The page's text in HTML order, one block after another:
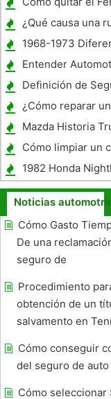
1995
¿Qué causa una
1968-1973
Entender
Cableado Eléctrico
Definición de
¿Cómo reparar
Mazda Historia
Cómo limpiar un
1982 Honda
Especificaciones
Noticias
Cómo Gasto
De una
seguro de
Procedimiento
obtención de un
salvamento en
Cómo conseguir
del seguro de
Cómo seleccionar